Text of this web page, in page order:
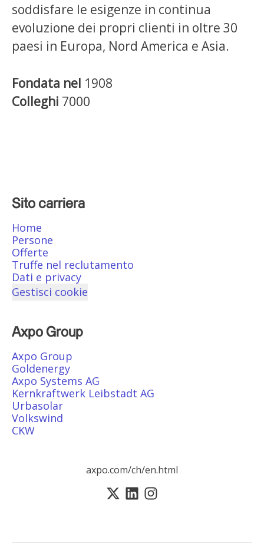
soddisfare le esigenze in continua
evoluzione dei propri clienti in oltre 30
paesi in Europa, Nord America e Asia.
Fondata nel 1908
Colleghi 7000
Sito carriera
Home
Persone
Offerte
Truffe nel reclutamento
Dati e privacy
Gestisci cookie
Axpo Group
Axpo Group
Goldenergy
Axpo Systems AG
Kernkraftwerk Leibstadt AG
Urbasolar
Volkswind
CKW
axpo.com/ch/en.html